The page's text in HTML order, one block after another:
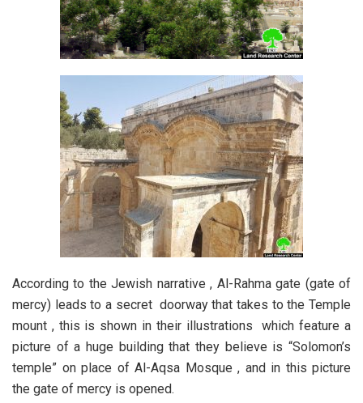
According to the Jewish narrative , Al-Rahma gate (gate of
mercy) leads to a secret doorway that takes to the Temple
mount , this is shown in their illustrations which feature a
picture of a huge building that they believe is “Solomon’s
temple” on place of Al-Aqsa Mosque , and in this picture
the gate of mercy is opened.